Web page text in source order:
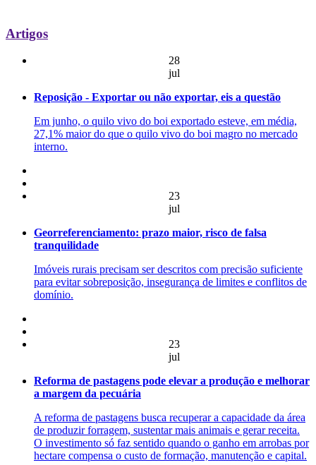
Artigos
28
jul
Reposição - Exportar ou não exportar, eis a questão
Em junho, o quilo vivo do boi exportado esteve, em média,
27,1% maior do que o quilo vivo do boi magro no mercado
interno.
23
jul
Georreferenciamento: prazo maior, risco de falsa
tranquilidade
Imóveis rurais precisam ser descritos com precisão suficiente
para evitar sobreposição, insegurança de limites e conflitos de
domínio.
23
jul
Reforma de pastagens pode elevar a produção e melhorar
a margem da pecuária
A reforma de pastagens busca recuperar a capacidade da área
de produzir forragem, sustentar mais animais e gerar receita.
O investimento só faz sentido quando o ganho em arrobas por
hectare compensa o custo de formação, manutenção e capital.